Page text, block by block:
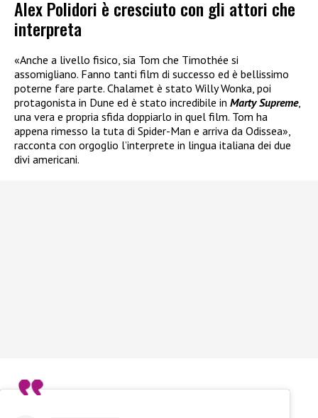
Alex Polidori è cresciuto con gli attori che
interpreta
«Anche a livello fisico, sia Tom che Timothée si
assomigliano. Fanno tanti film di successo ed è bellissimo
poterne fare parte. Chalamet è stato Willy Wonka, poi
protagonista in Dune ed è stato incredibile in Marty Supreme,
una vera e propria sfida doppiarlo in quel film. Tom ha
appena rimesso la tuta di Spider-Man e arriva da Odissea»,
racconta con orgoglio l’interprete in lingua italiana dei due
divi americani.